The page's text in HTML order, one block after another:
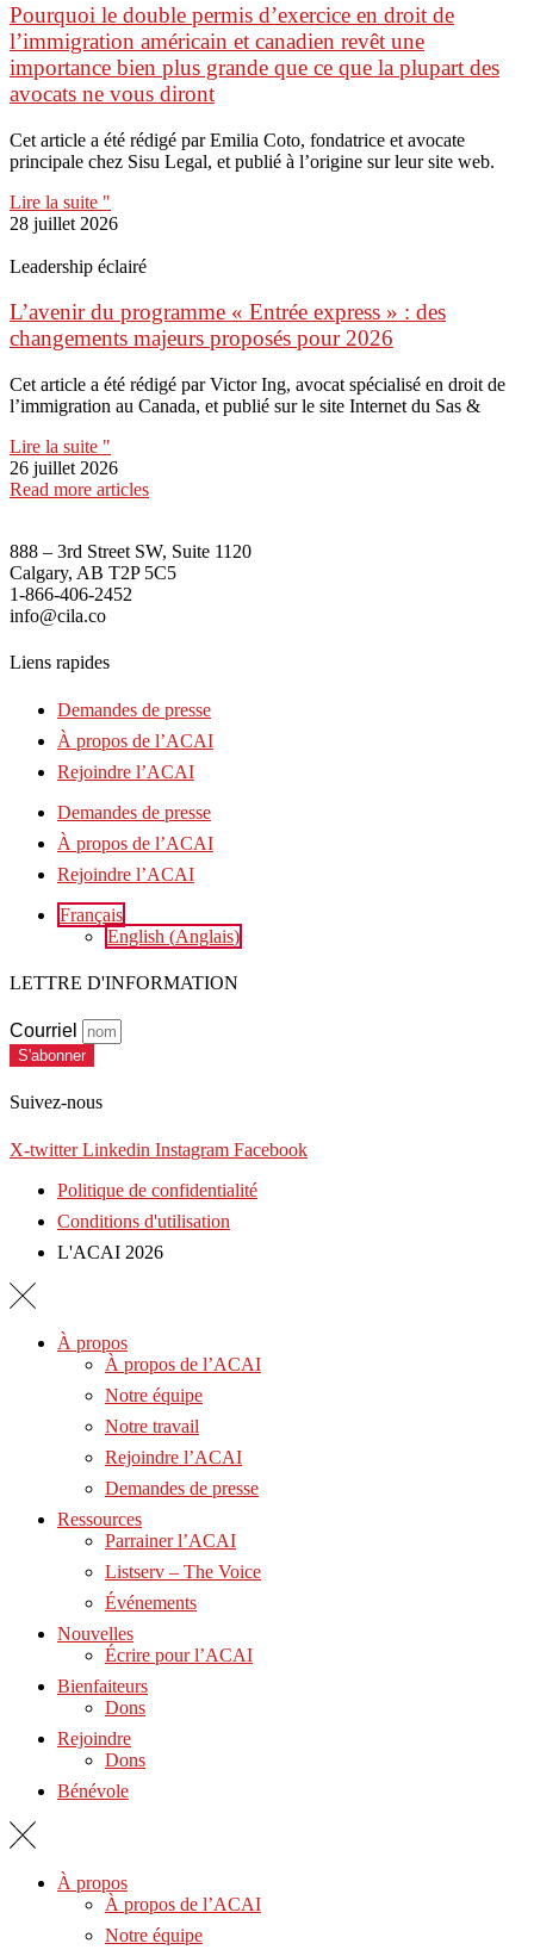
Pourquoi le double permis d’exercice en droit de
l’immigration américain et canadien revêt une
importance bien plus grande que ce que la plupart des
avocats ne vous diront
Cet article a été rédigé par Emilia Coto, fondatrice et avocate
principale chez Sisu Legal, et publié à l’origine sur leur site web.
Lire la suite "
28 juillet 2026
Leadership éclairé
L’avenir du programme « Entrée express » : des
changements majeurs proposés pour 2026
Cet article a été rédigé par Victor Ing, avocat spécialisé en droit de
l’immigration au Canada, et publié sur le site Internet du Sas &
Lire la suite "
26 juillet 2026
Read more articles
888 – 3rd Street SW, Suite 1120
Calgary, AB T2P 5C5
1-866-406-2452
info@cila.co
Liens rapides
Demandes de presse
À propos de l’ACAI
Rejoindre l’ACAI
Demandes de presse
À propos de l’ACAI
Rejoindre l’ACAI
Français
English (Anglais)
LETTRE D'INFORMATION
Courriel
S'abonner
Suivez-nous
X-twitter Linkedin Instagram Facebook
Politique de confidentialité
Conditions d'utilisation
L'ACAI 2026
À propos
À propos de l’ACAI
Notre équipe
Notre travail
Rejoindre l’ACAI
Demandes de presse
Ressources
Parrainer l’ACAI
Listserv – The Voice
Événements
Nouvelles
Écrire pour l’ACAI
Bienfaiteurs
Dons
Rejoindre
Dons
Bénévole
À propos
À propos de l’ACAI
Notre équipe